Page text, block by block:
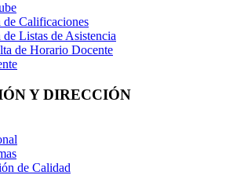
de Calificaciones
Listas de Asistencia
de Horario Docente
Y DIRECCIÓN
de Calidad